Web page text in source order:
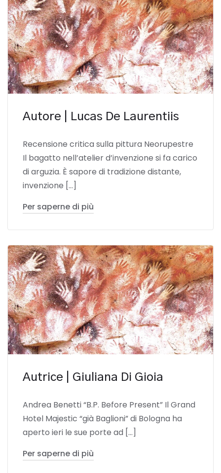
Autore | Lucas De Laurentiis
Recensione critica sulla pittura Neorupestre
Il bagatto nell’atelier d’invenzione si fa carico
di arguzia. È sapore di tradizione distante,
invenzione […]
Per saperne di più
Autrice | Giuliana Di Gioia
Andrea Benetti “B.P. Before Present” Il Grand
Hotel Majestic “già Baglioni” di Bologna ha
aperto ieri le sue porte ad […]
Per saperne di più